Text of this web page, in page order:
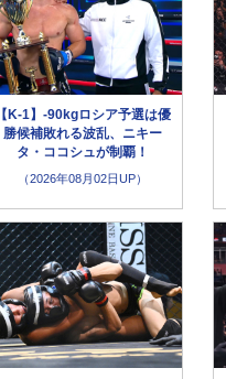
【K-1】-90kgロシア予選は優
勝候補敗れる波乱、ニキー
タ・ココシュが制覇！
（2026年08月02日UP）